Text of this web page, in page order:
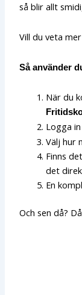
så blir allt
Vill du veta
Så använder
När du
Logga
Välj hur
Finns
det
En
Och sen då?